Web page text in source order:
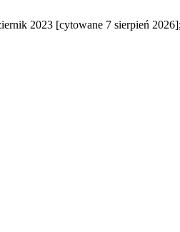
2023 [cytowane 7 sierpień